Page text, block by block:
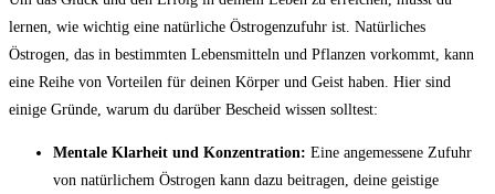
lernen, wie wichtig eine natürliche Östrogenzufuhr ist. ​Natürliches
Östrogen, ​das in bestimmten Lebensmitteln und Pflanzen ​vorkommt, kann⁢
eine Reihe von Vorteilen für deinen Körper und ‍Geist haben. Hier sind
einige Gründe, ‌warum ​du⁢ darüber ⁢Bescheid wissen solltest:
Mentale Klarheit⁤ und Konzentration: Eine angemessene ⁣Zufuhr
⁣von natürlichem⁣ Östrogen ⁤kann⁣ dazu beitragen, deine geistige